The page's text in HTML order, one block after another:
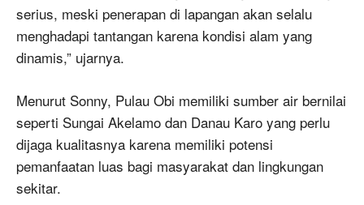
serius, meski penerapan di lapangan akan selalu
menghadapi tantangan karena kondisi alam yang
dinamis,” ujarnya.
Menurut Sonny, Pulau Obi memiliki sumber air bernilai
seperti Sungai Akelamo dan Danau Karo yang perlu
dijaga kualitasnya karena memiliki potensi
pemanfaatan luas bagi masyarakat dan lingkungan
sekitar.